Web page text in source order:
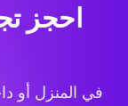
احجز
في المنزل أو